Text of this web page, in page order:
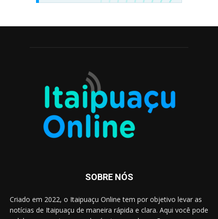
SOBRE NÓS
Criado em 2022, o Itaipuaçu Online tem por objetivo levar as
notícias de Itaipuaçu de maneira rápida e clara. Aqui você pode